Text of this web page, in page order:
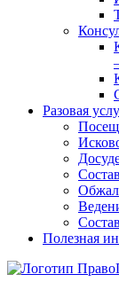
Разовая
Полезная